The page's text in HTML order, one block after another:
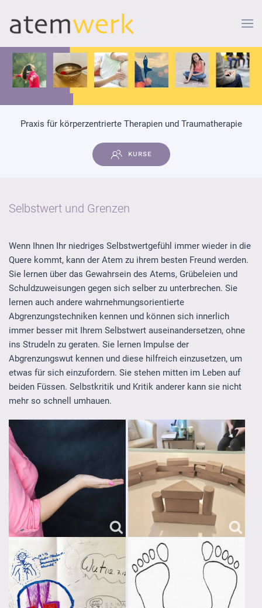
Zum Hauptinhalt springen
Praxis für körperzentrierte Therapien und Traumatherapie
KURSE
Selbstwert und Grenzen
Wenn Ihnen Ihr niedriges Selbstwertgefühl immer wieder in die
Quere kommt, kann der Atem zu ihrem besten Freund werden.
Sie lernen über das Gewahrsein des Atems, Grübeleien und
Schuldzuweisungen gegen sich selber zu unterbrechen. Sie
lernen auch andere wahrnehmungsorientierte
Abgrenzungstechniken kennen und können sich innerlich
immer besser mit Ihrem Selbstwert auseinandersetzen, ohne
ins Strudeln zu geraten. Sie lernen Impulse der
Abgrenzungswut kennen und diese hilfreich einzusetzen, um
etwas für sich einzufordern. Sie stehen mitten im Leben auf
beiden Füssen. Selbstkritik und Kritik anderer kann sie nicht
mehr so schnell umhauen.